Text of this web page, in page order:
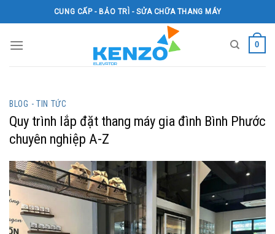
to
CUNG CẤP - BẢO TRÌ - SỬA CHỮA THANG MÁY
0
BLOG - TIN TỨC
Quy trình lắp đặt thang máy gia đình Bình Phước
chuyên nghiệp A-Z